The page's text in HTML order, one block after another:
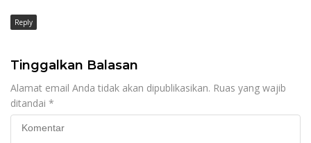
Reply
Tinggalkan Balasan
Alamat email Anda tidak akan dipublikasikan. Ruas yang wajib
ditandai *